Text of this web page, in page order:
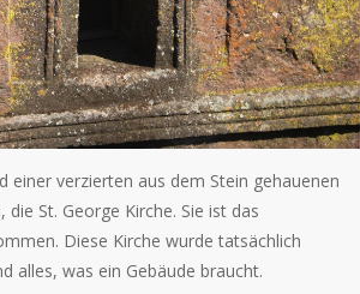
einer verzierten aus dem Stein gehauenen
St. George Kirche. Sie ist das
Diese Kirche wurde tatsächlich
alles, was ein Gebäude braucht.